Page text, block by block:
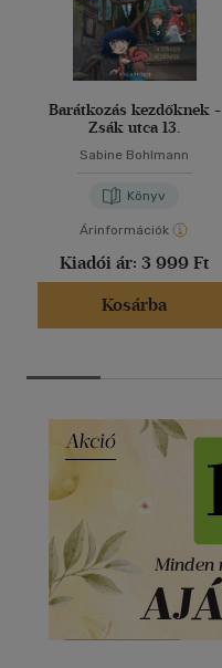
Barátkozás kezdőknek -
Zsák utca 13.
Sabine Bohlmann
Könyv
Árinformációk
Kiadói ár: 3 999 Ft
Kosárba